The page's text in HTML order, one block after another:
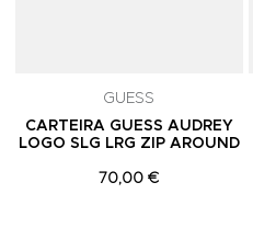
GUESS
CARTEIRA GUESS AUDREY
LOGO SLG LRG ZIP AROUND
70,00 €